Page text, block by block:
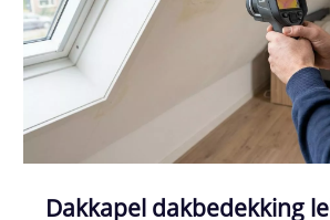
Dakkapel dakbedekking